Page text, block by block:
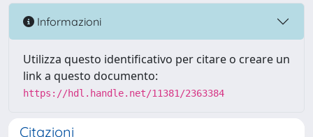
Informazioni
Utilizza questo identificativo per citare o creare un
link a questo documento:
https://hdl.handle.net/11381/2363384
Citazioni